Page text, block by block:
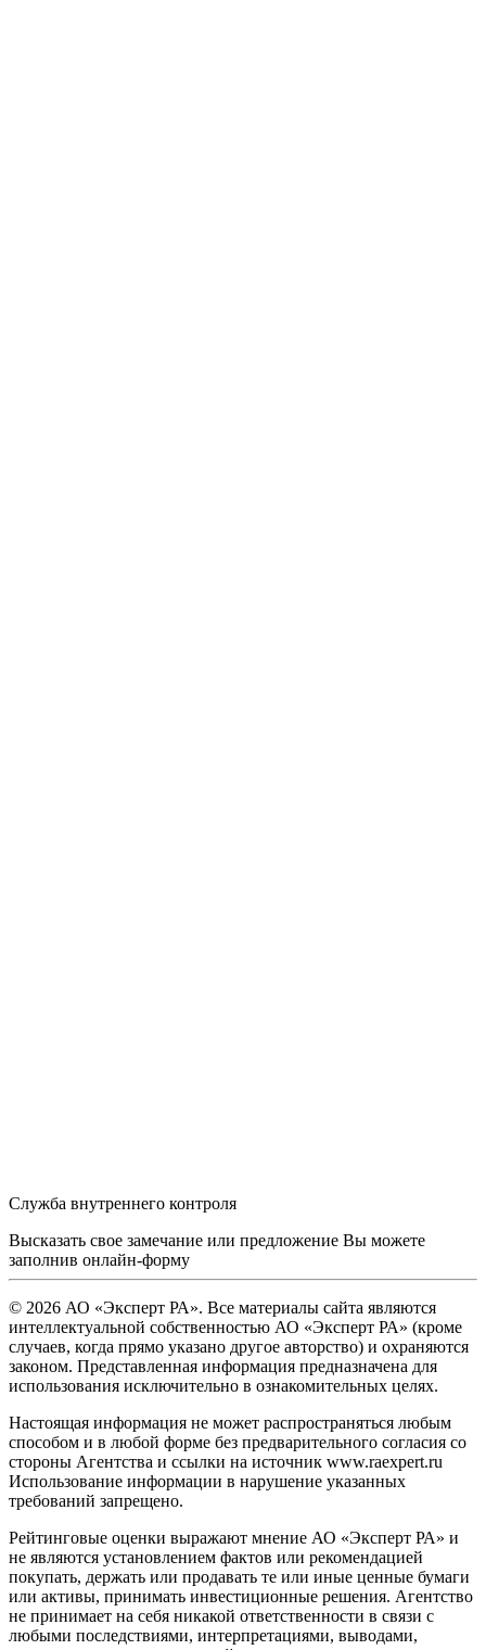
Служба внутреннего контроля
Высказать свое замечание или предложение Вы можете
заполнив онлайн-форму
© 2026 АО «Эксперт РА». Все материалы сайта являются
интеллектуальной собственностью АО «Эксперт РА» (кроме
случаев, когда прямо указано другое авторство) и охраняются
законом. Представленная информация предназначена для
использования исключительно в ознакомительных целях.
Настоящая информация не может распространяться любым
способом и в любой форме без предварительного согласия со
стороны Агентства и ссылки на источник www.raexpert.ru
Использование информации в нарушение указанных
требований запрещено.
Рейтинговые оценки выражают мнение АО «Эксперт РА» и
не являются установлением фактов или рекомендацией
покупать, держать или продавать те или иные ценные бумаги
или активы, принимать инвестиционные решения. Агентство
не принимает на себя никакой ответственности в связи с
любыми последствиями, интерпретациями, выводами,